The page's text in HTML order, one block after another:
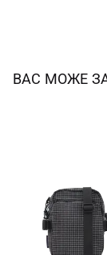
ВАС МОЖЕ